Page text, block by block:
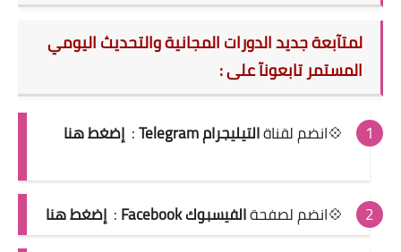
لمتآبعة جديد الدورات المجانية والتحديث اليومي
المستمر تابعونآ على :
💠انضم لقناةالتيليجرام Telegram : إضغط هنا
💠انضم لصفحةالفيسبوك Facebook : إضغط هنا